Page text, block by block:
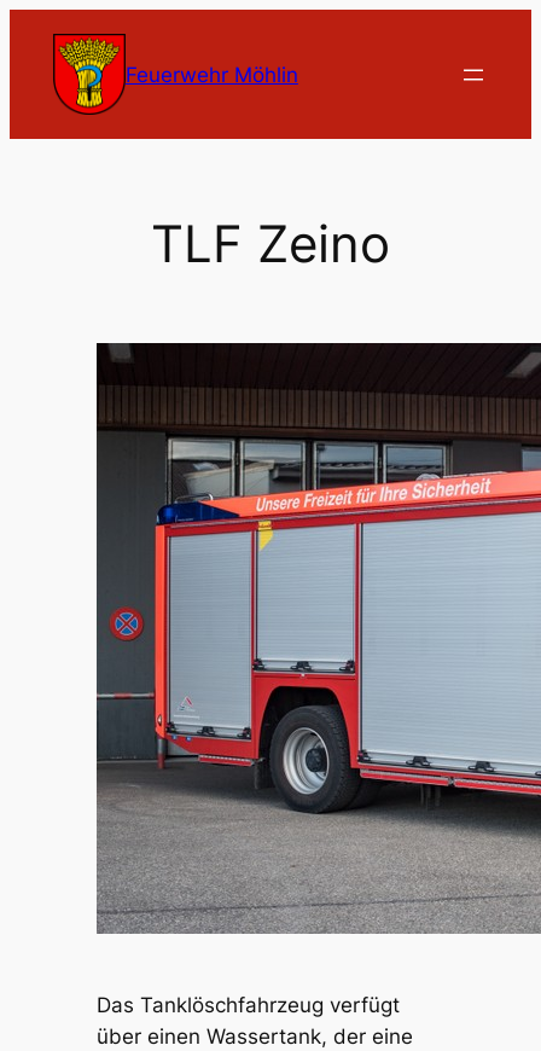
Inhalt
springen
Feuerwehr Möhlin
TLF Zeino
Das Tanklöschfahrzeug verfügt
über einen Wassertank, der eine